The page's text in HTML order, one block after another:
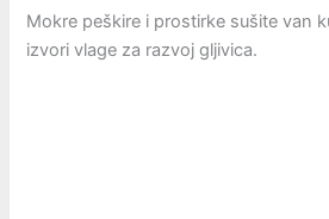
Mokre peškire i prostirke sušite van
izvori vlage za razvoj gljivica.